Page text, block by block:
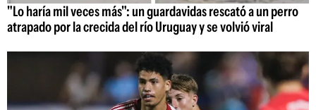
"Lo haría mil veces más": un guardavidas rescató a un perro
atrapado por la crecida del río Uruguay y se volvió viral